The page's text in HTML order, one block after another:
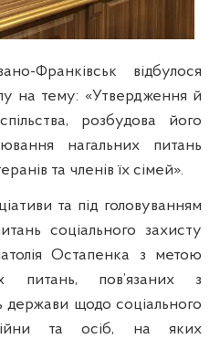
Франківськ відбулося
на тему: «Утвердження й
розбудова його
нагальних питань
та членів їх сімей».
та під головуванням
соціального захисту
Остапенка з метою
питань, пов’язаних з
держави щодо соціального
та осіб, на яких